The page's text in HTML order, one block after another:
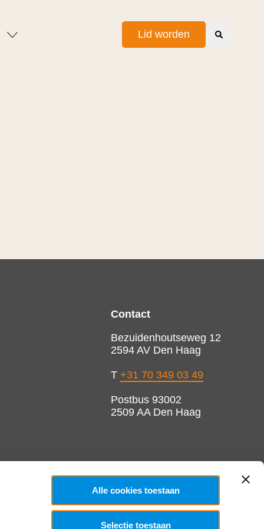
Alle cookies toestaan
Selectie toestaan
Lid worden
Contact
Bezuidenhoutseweg 12
2594 AV Den Haag
T +31 70 349 03 49
Postbus 93002
2509 AA Den Haag